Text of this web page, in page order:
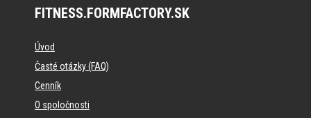
FITNESS.FORMFACTORY.SK
Úvod
Časté otázky (FAQ)
Cenník
O spoločnosti